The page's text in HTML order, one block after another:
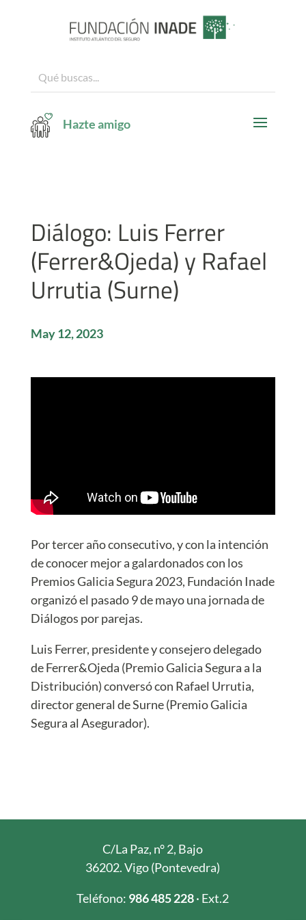
Hazte amigo
Diálogo: Luis Ferrer
(Ferrer&Ojeda) y Rafael
Urrutia (Surne)
May 12, 2023
Por tercer año consecutivo, y con la intención
de conocer mejor a galardonados con los
Premios Galicia Segura 2023, Fundación Inade
organizó el pasado 9 de mayo una jornada de
Diálogos por parejas.
Luis Ferrer, presidente y consejero delegado
de Ferrer&Ojeda (Premio Galicia Segura a la
Distribución) conversó con Rafael Urrutia,
director general de Surne (Premio Galicia
Segura al Asegurador).
C/La Paz, n° 2, Bajo
36202. Vigo (Pontevedra)
Teléfono: 986 485 228· Ext.2